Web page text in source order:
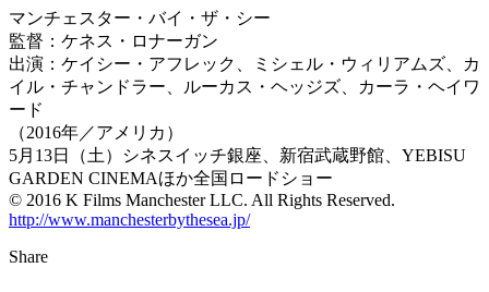
マンチェスター・バイ・ザ・シー
監督：ケネス・ロナーガン
出演：ケイシー・アフレック、ミシェル・ウィリアムズ、カ
イル・チャンドラー、ルーカス・ヘッジズ、カーラ・ヘイワ
ード
（2016年／アメリカ）
5月13日（土）シネスイッチ銀座、新宿武蔵野館、YEBISU
GARDEN CINEMAほか全国ロードショー
© 2016 K Films Manchester LLC. All Rights Reserved.
http://www.manchesterbythesea.jp/
Share